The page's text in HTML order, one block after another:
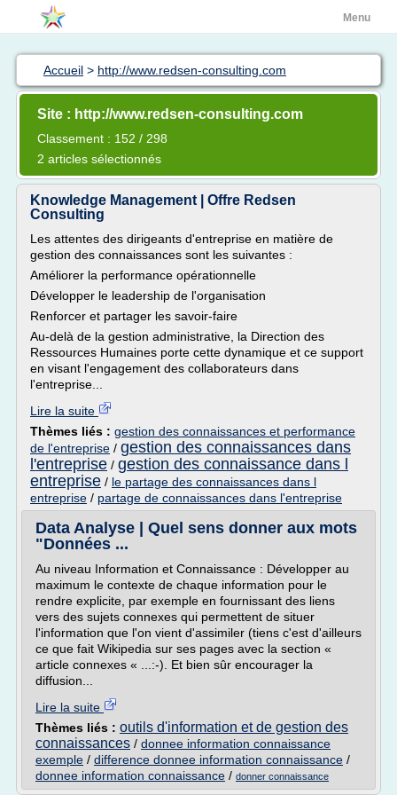
Menu
Accueil > http://www.redsen-consulting.com
Site : http://www.redsen-consulting.com
Classement : 152 / 298
2 articles sélectionnés
Knowledge Management | Offre Redsen
Consulting
Les attentes des dirigeants d'entreprise en matière de
gestion des connaissances sont les suivantes :
Améliorer la performance opérationnelle
Développer le leadership de l'organisation
Renforcer et partager les savoir-faire
Au-delà de la gestion administrative, la Direction des
Ressources Humaines porte cette dynamique et ce support
en visant l'engagement des collaborateurs dans
l'entreprise...
Lire la suite
Thèmes liés : gestion des connaissances et performance
de l'entreprise / gestion des connaissances dans
l'entreprise / gestion des connaissance dans l
entreprise / le partage des connaissances dans l
entreprise / partage de connaissances dans l'entreprise
Data Analyse | Quel sens donner aux mots
"Données ...
Au niveau Information et Connaissance : Développer au
maximum le contexte de chaque information pour le
rendre explicite, par exemple en fournissant des liens
vers des sujets connexes qui permettent de situer
l'information que l'on vient d'assimiler (tiens c'est d'ailleurs
ce que fait Wikipedia sur ses pages avec la section «
article connexes « ...:-). Et bien sûr encourager la
diffusion...
Lire la suite
Thèmes liés : outils d'information et de gestion des
connaissances / donnee information connaissance
exemple / difference donnee information connaissance /
donnee information connaissance / donner connaissance